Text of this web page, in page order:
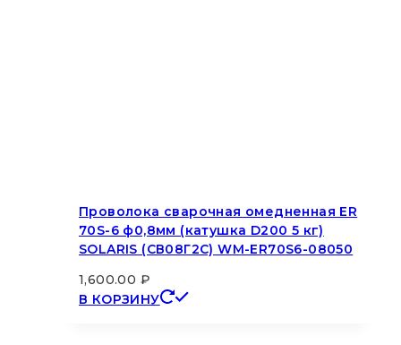
Проволока сварочная омедненная ER
70S-6 ф0,8мм (катушка D200 5 кг)
SOLARIS (СВ08Г2С) WM-ER70S6-08050
1,600.00 ₽
В КОРЗИНУ